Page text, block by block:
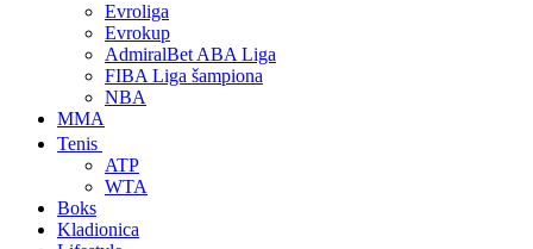
Evroliga
Evrokup
AdmiralBet ABA Liga
FIBA Liga šampiona
NBA
MMA
Tenis
ATP
WTA
Boks
Kladionica